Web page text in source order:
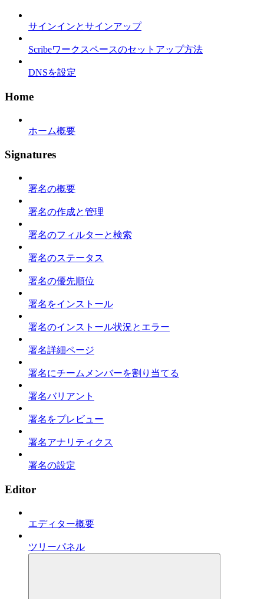
サインインとサインアップ
Scribeワークスペースのセットアップ方法
DNSを設定
Home
ホーム概要
Signatures
署名の概要
署名の作成と管理
署名のフィルターと検索
署名のステータス
署名の優先順位
署名をインストール
署名のインストール状況とエラー
署名詳細ページ
署名にチームメンバーを割り当てる
署名バリアント
署名をプレビュー
署名アナリティクス
署名の設定
Editor
エディター概要
ツリーパネル